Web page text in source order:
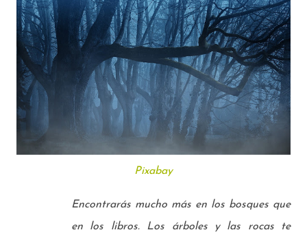
Pixabay
Encontrarás mucho más en los bosques que
en los libros. Los árboles y las rocas te